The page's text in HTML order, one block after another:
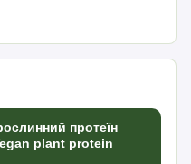
протеїн
plant protein